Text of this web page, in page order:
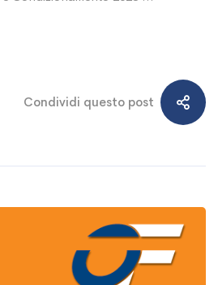
Condividi questo post